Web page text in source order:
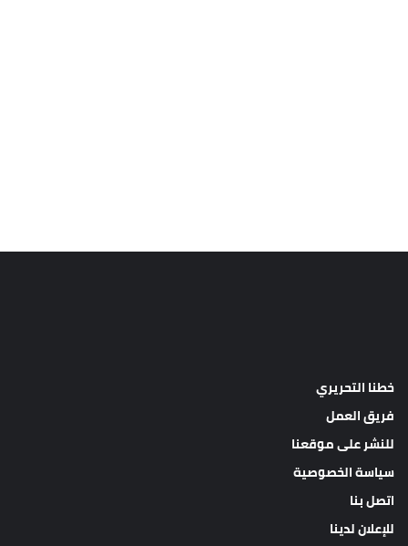
خطنا التحريري
فريق العمل
للنشر على موقعنا
سياسة الخصوصية
اتصل بنا
للإعلان لدينا